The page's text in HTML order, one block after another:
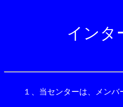
インタ
１、当センターは、メン